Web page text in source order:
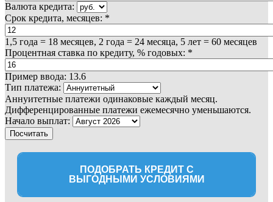
Валюта кредита:
Срок кредита, месяцев: *
1,5 года = 18 месяцев, 2 года = 24 месяца, 5 лет = 60 месяцев
Процентная ставка по кредиту, % годовых: *
Пример ввода: 13.6
Тип платежа:
Аннуитетные платежи одинаковые каждый месяц.
Дифференцированные платежи ежемесячно уменьшаются.
Начало выплат:
ПОДОБРАТЬ КРЕДИТ С
ВЫГОДНЫМИ УСЛОВИЯМИ